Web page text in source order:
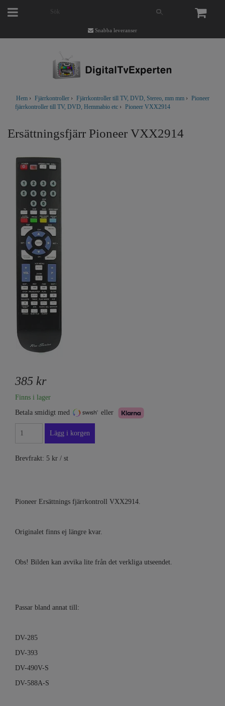
Snabba leveranser
Hem › Fjärrkontroller › Fjärrkontroller till TV, DVD, Stereo, mm mm › Pioneer
fjärrkontroller till TV, DVD, Hemmabio etc › Pioneer VXX2914
Ersättningsfjärr Pioneer VXX2914
385 kr
Finns i lager
Betala smidigt med
eller
Brevfrakt: 5 kr / st
Pioneer Ersättnings fjärrkontroll VXX2914.
Originalet finns ej längre kvar.
Obs! Bilden kan avvika lite från det verkliga utseendet.
Passar bland annat till:
DV-285
DV-393
DV-490V-S
DV-588A-S